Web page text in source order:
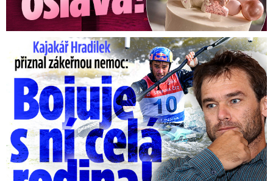
Kajakář Hradilek přiznal zákeřnou nemoc: Bojuje s ní celá ...